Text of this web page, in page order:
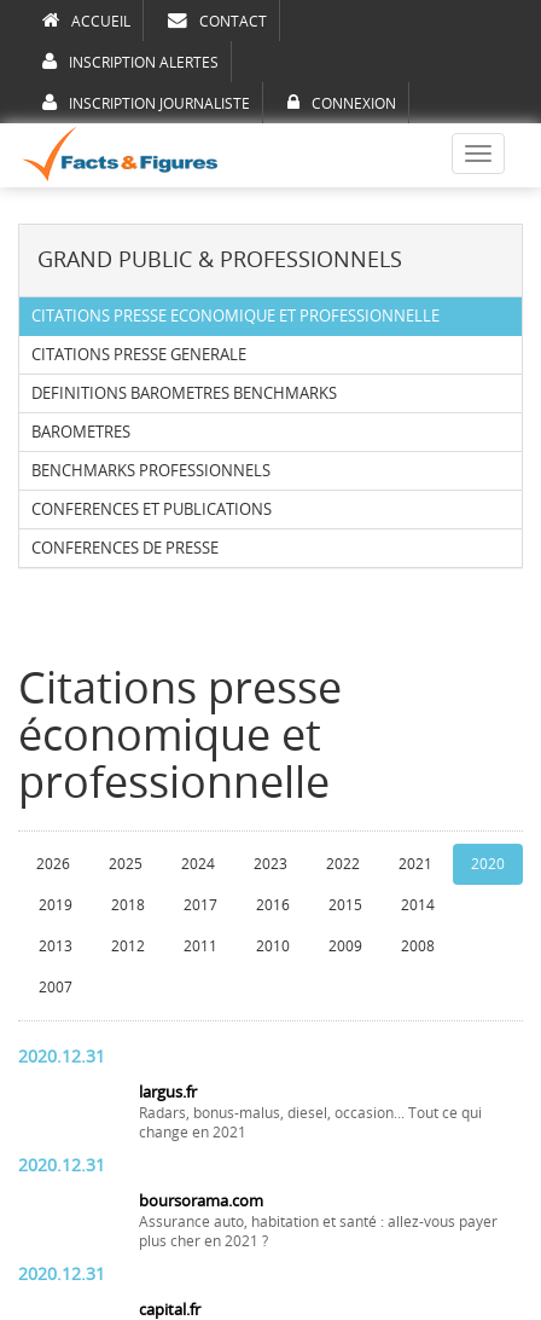
ACCUEIL CONTACT
INSCRIPTION ALERTES
INSCRIPTION JOURNALISTE CONNEXION
Toggle
GRAND PUBLIC & PROFESSIONNELS
CITATIONS PRESSE ECONOMIQUE ET PROFESSIONNELLE
CITATIONS PRESSE GENERALE
DEFINITIONS BAROMETRES BENCHMARKS
BAROMETRES
BENCHMARKS PROFESSIONNELS
CONFERENCES ET PUBLICATIONS
CONFERENCES DE PRESSE
Citations presse
économique et
professionnelle
2026 2025 2024 2023 2022 2021 2020
2019 2018 2017 2016 2015 2014
2013 2012 2011 2010 2009 2008
2007
2020.12.31
largus.fr
Radars, bonus-malus, diesel, occasion... Tout ce qui
change en 2021
2020.12.31
boursorama.com
Assurance auto, habitation et santé : allez-vous payer
plus cher en 2021 ?
2020.12.31
capital.fr